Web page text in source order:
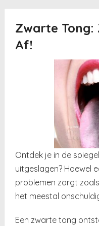
Zwarte Tong:
Af!
Ontdek je in de
uitgeslagen? Hoewel
problemen zorgt
het meestal
Een zwarte tong